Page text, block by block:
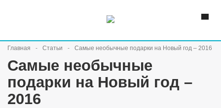
Главная Статьи Самые необычные подарки на Новый год – 2016
Самые необычные
подарки на Новый год –
2016